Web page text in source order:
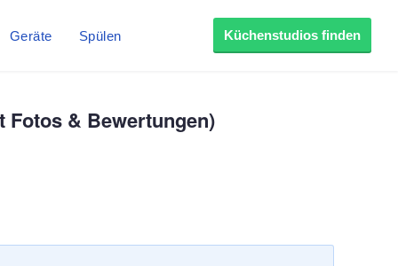
Geräte Spülen Küchenstudios finden
Fotos & Bewertungen)